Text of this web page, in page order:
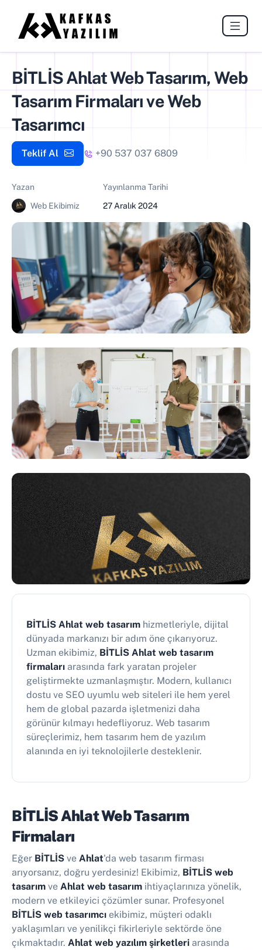
BİTLİS Ahlat Web Tasarım, Web
Tasarım Firmaları ve Web
Tasarımcı
Teklif Al +90 537 037 6809
Yazan
Web Ekibimiz
Yayınlanma Tarihi
27 Aralık 2024
BİTLİS Ahlat web tasarım hizmetleriyle, dijital
dünyada markanızı bir adım öne çıkarıyoruz.
Uzman ekibimiz, BİTLİS Ahlat web tasarım
firmaları arasında fark yaratan projeler
geliştirmekte uzmanlaşmıştır. Modern, kullanıcı
dostu ve SEO uyumlu web siteleri ile hem yerel
hem de global pazarda işletmenizi daha
görünür kılmayı hedefliyoruz. Web tasarım
süreçlerimiz, hem tasarım hem de yazılım
alanında en iyi teknolojilerle desteklenir.
BİTLİS Ahlat Web Tasarım
Firmaları
Eğer BİTLİS ve Ahlat'da web tasarım firması
arıyorsanız, doğru yerdesiniz! Ekibimiz, BİTLİS web
tasarım ve Ahlat web tasarım ihtiyaçlarınıza yönelik,
modern ve etkileyici çözümler sunar. Profesyonel
BİTLİS web tasarımcı ekibimiz, müşteri odaklı
yaklaşımları ve yenilikçi fikirleriyle sektörde öne
çıkmaktadır. Ahlat web yazılım şirketleri arasında